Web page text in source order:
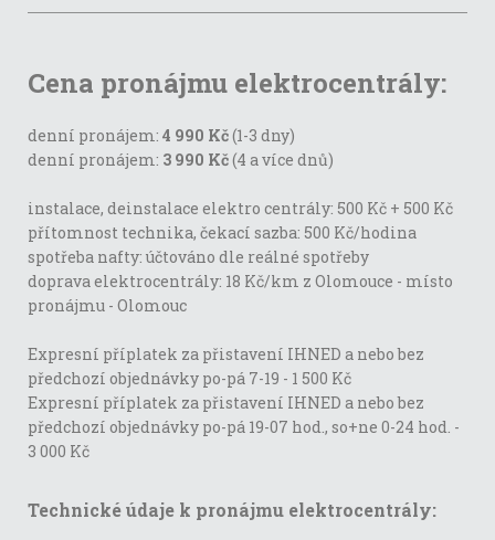
Cena pronájmu elektrocentrály:
denní pronájem: 4 990 Kč(1-3 dny)
denní pronájem: 3 990 Kč(4 a více dnů)
instalace, deinstalace elektro centrály: 500 Kč + 500 Kč
přítomnost technika, čekací sazba: 500 Kč/hodina
spotřeba nafty: účtováno dle reálné spotřeby
doprava elektrocentrály: 18 Kč/km z Olomouce - místo
pronájmu - Olomouc
Expresní příplatek za přistavení IHNED a nebo bez
předchozí objednávky po-pá 7-19 - 1 500 Kč
Expresní příplatek za přistavení IHNED a nebo bez
předchozí objednávky po-pá 19-07 hod., so+ne 0-24 hod. -
3 000 Kč
Technické údaje k pronájmu elektrocentrály: